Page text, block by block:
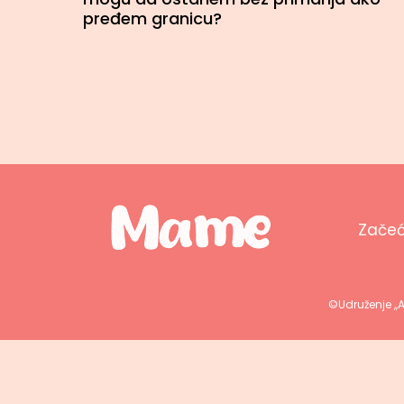
pređem granicu?
©Udruženje